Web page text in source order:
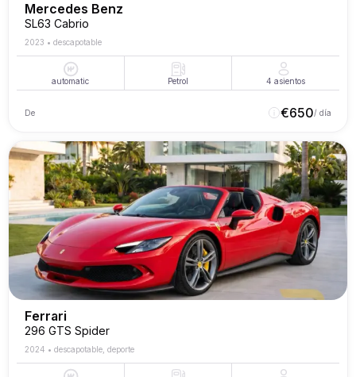
Mercedes Benz
SL63 Cabrio
2023 • descapotable
automatic Petrol 4 asientos
De €650/ día
Ferrari
296 GTS Spider
2024 • descapotable, deporte